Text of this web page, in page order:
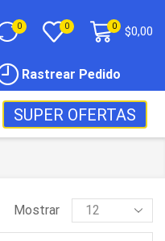
0 0 0 $0,00
Rastrear Pedido
SUPER OFERTAS
Mostrar